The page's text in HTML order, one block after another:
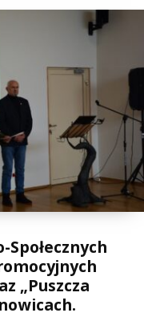
„Puszcza